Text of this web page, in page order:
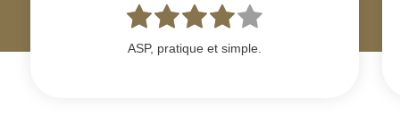
ASP, pratique et simple.